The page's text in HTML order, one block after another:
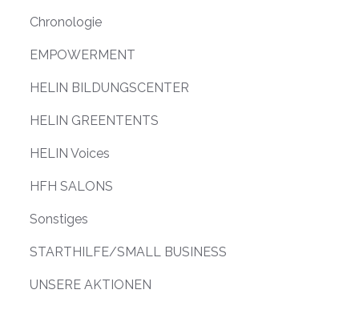
Chronologie
EMPOWERMENT
HELIN BILDUNGSCENTER
HELIN GREENTENTS
HELIN Voices
HFH SALONS
Sonstiges
STARTHILFE/SMALL BUSINESS
UNSERE AKTIONEN